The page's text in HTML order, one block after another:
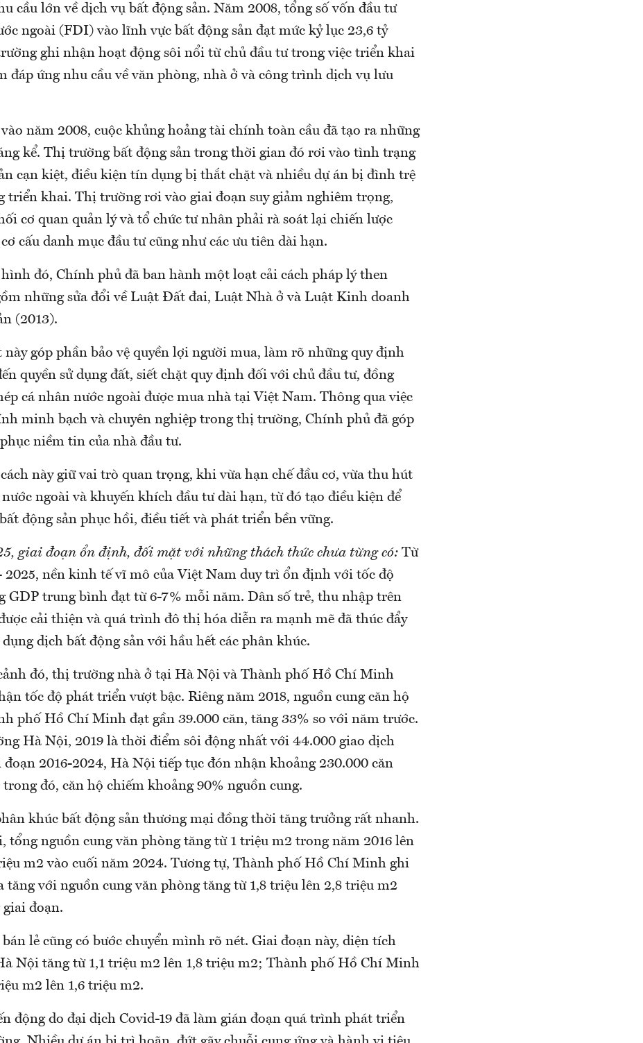
cầu lớn về dịch vụ bất động sản. Năm 2008, tổng số vốn đầu tư
ngoài (FDI) vào lĩnh vực bất động sản đạt mức kỷ lục 23,6 tỷ
ghi nhận hoạt động sôi nổi từ chủ đầu tư trong việc triển khai
đáp ứng nhu cầu về văn phòng, nhà ở và công trình dịch vụ lưu
năm 2008, cuộc khủng hoảng tài chính toàn cầu đã tạo ra những
kể. Thị trường bất động sản trong thời gian đó rơi vào tình trạng
cạn kiệt, điều kiện tín dụng bị thắt chặt và nhiều dự án bị đình trệ
triển khai. Thị trường rơi vào giai đoạn suy giảm nghiêm trọng,
cơ quan quản lý và tổ chức tư nhân phải rà soát lại chiến lược
cấu danh mục đầu tư cũng như các ưu tiên dài hạn.
đó, Chính phủ đã ban hành một loạt cải cách pháp lý then
những sửa đổi về Luật Đất đai, Luật Nhà ở và Luật Kinh doanh
(2013).
này góp phần bảo vệ quyền lợi người mua, làm rõ những quy định
quyền sử dụng đất, siết chặt quy định đối với chủ đầu tư, đồng
cá nhân nước ngoài được mua nhà tại Việt Nam. Thông qua việc
minh bạch và chuyên nghiệp trong thị trường, Chính phủ đã góp
niềm tin của nhà đầu tư.
này giữ vai trò quan trọng, khi vừa hạn chế đầu cơ, vừa thu hút
ngoài và khuyến khích đầu tư dài hạn, từ đó tạo điều kiện để
động sản phục hồi, điều tiết và phát triển bền vững.
giai đoạn ổn định, đối mặt với những thách thức chưa từng có: Từ
2025, nền kinh tế vĩ mô của Việt Nam duy trì ổn định với tốc độ
GDP trung bình đạt từ 6-7% mỗi năm. Dân số trẻ, thu nhập trên
cải thiện và quá trình đô thị hóa diễn ra mạnh mẽ đã thúc đẩy
dụng dịch bất động sản với hầu hết các phân khúc.
đó, thị trường nhà ở tại Hà Nội và Thành phố Hồ Chí Minh
tốc độ phát triển vượt bậc. Riêng năm 2018, nguồn cung căn hộ
phố Hồ Chí Minh đạt gần 39.000 căn, tăng 33% so với năm trước.
Hà Nội, 2019 là thời điểm sôi động nhất với 44.000 giao dịch
đoạn 2016-2024, Hà Nội tiếp tục đón nhận khoảng 230.000 căn
đó, căn hộ chiếm khoảng 90% nguồn cung.
khúc bất động sản thương mại đồng thời tăng trưởng rất nhanh.
tổng nguồn cung văn phòng tăng từ 1 triệu m2 trong năm 2016 lên
m2 vào cuối năm 2024. Tương tự, Thành phố Hồ Chí Minh ghi
tăng với nguồn cung văn phòng tăng từ 1,8 triệu lên 2,8 triệu m2
đoạn.
lẻ cũng có bước chuyển mình rõ nét. Giai đoạn này, diện tích
Nội tăng từ 1,1 triệu m2 lên 1,8 triệu m2; Thành phố Hồ Chí Minh
m2 lên 1,6 triệu m2.
động do đại dịch Covid-19 đã làm gián đoạn quá trình phát triển